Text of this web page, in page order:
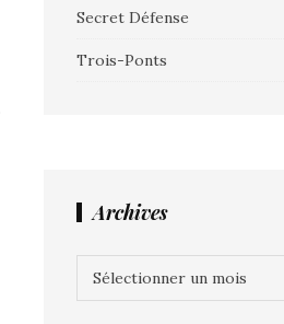
Secret Défense
Trois-Ponts
Archives